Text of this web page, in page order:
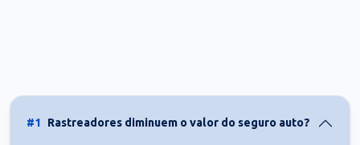
#1 Rastreadores diminuem o valor do seguro auto?